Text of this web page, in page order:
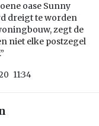
oase Sunny
dreigt te worden
zegt de
niet elke postzegel
11:34